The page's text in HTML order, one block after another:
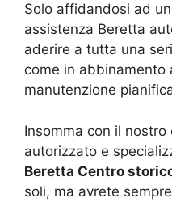
Solo affidandosi ad
assistenza Beretta
aderire a tutta una
come in abbinamento
manutenzione
Insomma con il
autorizzato e
Beretta Centro
soli, ma avrete